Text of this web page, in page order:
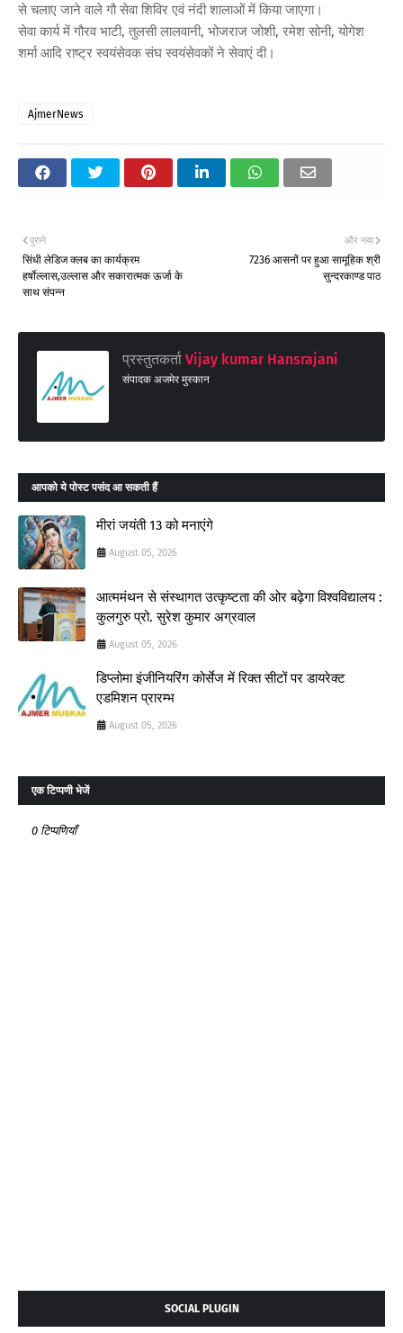
से चलाए जाने वाले गौ सेवा शिविर एवं नंदी शालाओं में किया जाएगा।
सेवा कार्य में गौरव भाटी, तुलसी लालवानी, भोजराज जोशी, रमेश सोनी, योगेश
शर्मा आदि राष्ट्र स्वयंसेवक संघ स्वयंसेवकों ने सेवाएं दी।
AjmerNews
और नया
7236 आसनों पर हुआ सामूहिक श्री
सुन्दरकाण्ड पाठ
पुराने
सिंधी लेडिज क्लब का कार्यक्रम
हर्षाेल्लास,उल्लास और सकारात्मक ऊर्जा के
साथ संपन्न
प्रस्तुतकर्ता Vijay kumar Hansrajani
संपादक अजमेर मुस्कान
आपको ये पोस्ट पसंद आ सकती हैं
मीरां जयंती 13 को मनाएंगे
August 05, 2026
आत्ममंथन से संस्थागत उत्कृष्टता की ओर बढ़ेगा विश्वविद्यालय :
कुलगुरु प्रो. सुरेश कुमार अग्रवाल
August 05, 2026
डिप्लोमा इंजीनियरिंग कोर्सेज में रिक्त सीटों पर डायरेक्ट
एडमिशन प्रारम्भ
August 05, 2026
एक टिप्पणी भेजें
0 टिप्पणियाँ
SOCIAL PLUGIN